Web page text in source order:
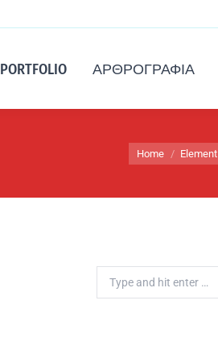
PORTFOLIO ΑΡΘΡΟΓΡΑΦΊΑ
You are here:
Home Element